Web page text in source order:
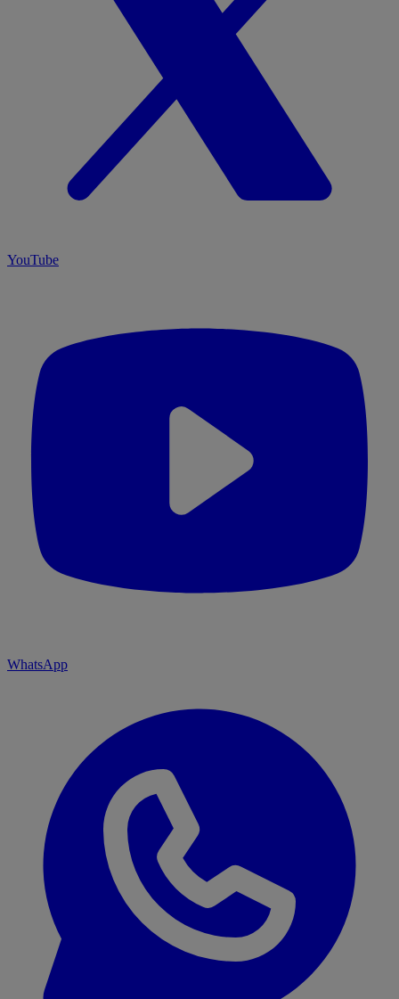
YouTube
WhatsApp